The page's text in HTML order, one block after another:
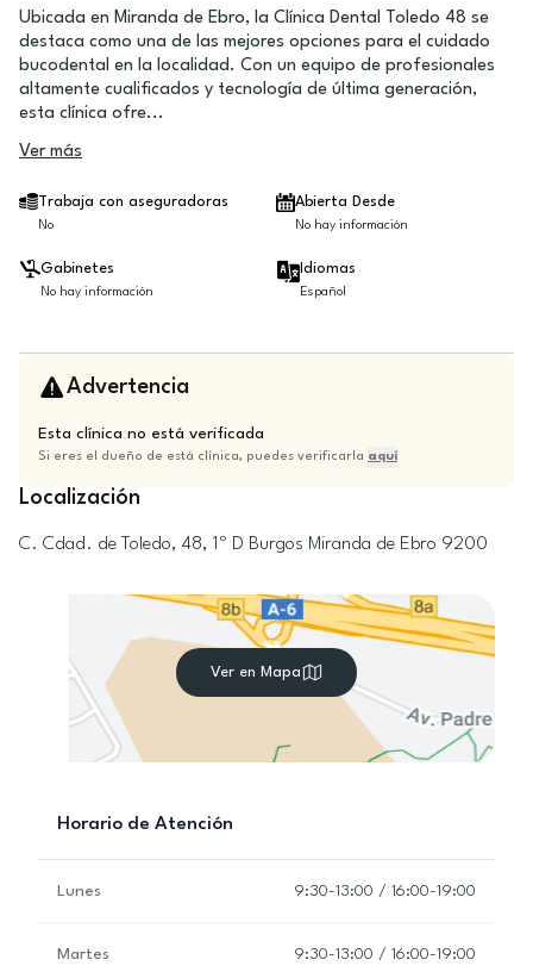
Ubicada en Miranda de Ebro, la Clínica Dental Toledo 48 se
destaca como una de las mejores opciones para el cuidado
bucodental en la localidad. Con un equipo de profesionales
altamente cualificados y tecnología de última generación,
esta clínica ofre...
Ver más
Trabaja con aseguradoras
No
Abierta Desde
No hay información
Gabinetes
No hay información
Idiomas
Español
Advertencia
Esta clínica no está verificada
Si eres el dueño de está clínica, puedes verificarla aquí
Localización
C. Cdad. de Toledo, 48, 1º D Burgos Miranda de Ebro 9200
Ver en Mapa
Horario de Atención
Lunes 9:30-13:00 / 16:00-19:00
Martes 9:30-13:00 / 16:00-19:00